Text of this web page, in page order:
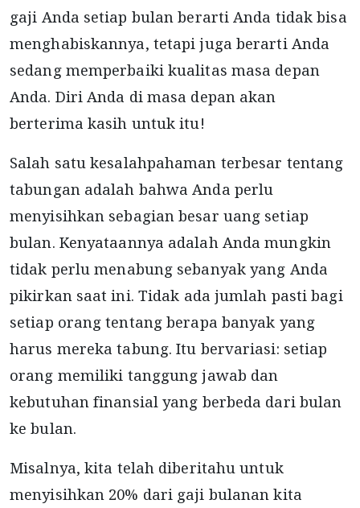
gaji Anda setiap bulan berarti Anda tidak bisa
menghabiskannya, tetapi juga berarti Anda
sedang memperbaiki kualitas masa depan
Anda. Diri Anda di masa depan akan
berterima kasih untuk itu!
Salah satu kesalahpahaman terbesar tentang
tabungan adalah bahwa Anda perlu
menyisihkan sebagian besar uang setiap
bulan. Kenyataannya adalah Anda mungkin
tidak perlu menabung sebanyak yang Anda
pikirkan saat ini. Tidak ada jumlah pasti bagi
setiap orang tentang berapa banyak yang
harus mereka tabung. Itu bervariasi: setiap
orang memiliki tanggung jawab dan
kebutuhan finansial yang berbeda dari bulan
ke bulan.
Misalnya, kita telah diberitahu untuk
menyisihkan 20% dari gaji bulanan kita